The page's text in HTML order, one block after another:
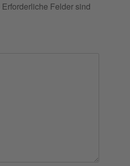
Erforderliche Felder sind